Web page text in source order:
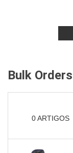
Bulk Orders
0ARTIGOS